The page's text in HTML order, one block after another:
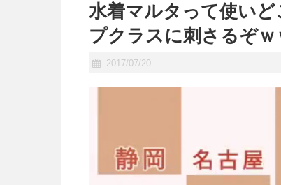
水着マルタって使い
プクラスに刺さるぞｗ
2017/07/20